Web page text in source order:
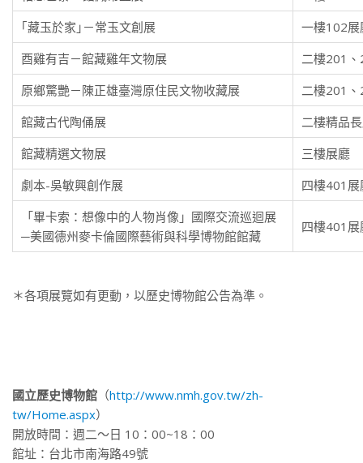
｢藏玉於家｣－常玉文創展
一樓102展
酉雞有吉－館藏雞年文物展
二樓201
原鄉驚艷－陳正雄臺灣原住民文物收藏展
二樓201
館藏古代陶俑展
二樓精品
館藏精選文物展
三樓展廳
劇本-吳敏興創作展
四樓401展
「畢卡索：想像中的人物肖像」國際交流巡迴展
─美國德州麥卡倫國際藝術與科學博物館館藏
四樓401展
＊各項展覽如有更動，以歷史博物館公告為準。
國立歷史博物館 （http://www.nmh.gov.tw/zh-
tw/Home.aspx）
開放時間：週二～日 10：00~18：00
館址：台北市南海路49號